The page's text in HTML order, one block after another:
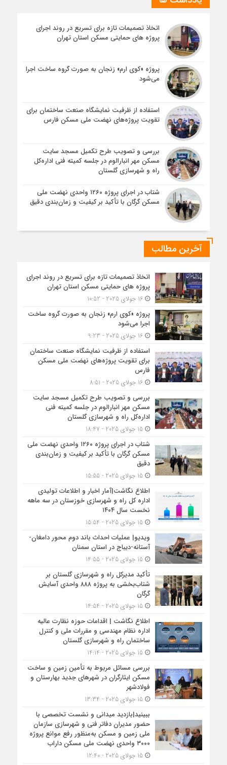
اتخاذ تصمیمات تازه برای تسریع در روند اجرای
پروژه های حمایتی مسکن استان تهران
پروژه «کوی ارم» زنجان به صورت گروه ساخت اجرا
می‌شود
استفاده از ظرفیت نمایشگاه صنعت ساختمان برای
تقویت پروژه‌های نهضت ملی مسکن فارس
بررسی و تصویب طرح تکمیل مسجد سایت
مسکن مهر انبارالوم در جلسه کمیته فنی اداره‌کل
راه و شهرسازی گلستان
شتاب در اجرای پروژه ۱۲۶۰ واحدی نهضت ملی
مسکن گرگان با تأکید بر کیفیت و زمان‌بندی دقیق
آخرین مطالب
اتخاذ تصمیمات تازه برای تسریع در روند اجرای
پروژه های حمایتی مسکن استان تهران
16 جولای 2025 - 10:52
پروژه «کوی ارم» زنجان به صورت گروه ساخت
اجرا می‌شود
16 جولای 2025 - 9:23
استفاده از ظرفیت نمایشگاه صنعت ساختمان
برای تقویت پروژه‌های نهضت ملی مسکن
فارس
16 جولای 2025 - 8:51
بررسی و تصویب طرح تکمیل مسجد سایت
مسکن مهر انبارالوم در جلسه کمیته فنی
اداره‌کل راه و شهرسازی گلستان
15 جولای 2025 - 18:47
شتاب در اجرای پروژه ۱۲۶۰ واحدی نهضت ملی
مسکن گرگان با تأکید بر کیفیت و زمان‌بندی
دقیق
15 جولای 2025 - 15:55
اطلاع نگاشت|آمار اخبار و اطلاعات تولیدی
اداره کل راه و شهرسازی خوزستان در سه ماهه
نخست سال ۱۴۰۴
15 جولای 2025 - 15:54
ویدیو| عملیات احداث باند دوم محور دامغان-
آستانه-دیباج در استان سمنان
15 جولای 2025 - 14:55
تأکید مدیرکل راه و شهرسازی گلستان بر
شتاب‌بخشی به پروژه ۸۸۸ واحدی آسایش
گرگان
15 جولای 2025 - 14:54
اطلاع نگاشت | اقدامات حوزه نظارت عالیه
اداره نظام مهندسی و مقررات ملی و کنترل
ساختمان راه و شهرسازی گلستان
15 جولای 2025 - 14:14
بررسی مسائل مربوط به تأمین زمین و ساخت
مسکن ایثارگران در شهرهای جدید بهارستان و
فولادشهر
15 جولای 2025 - 13:34
ببینید|بازدید میدانی و نشست تخصصی با
حضور مدیران دفاتر فنی و شهرسازی سازمان
ملی زمین و مسکن به‌منظور رفع موانع پروژه
۳۰۰۰ واحدی نهضت ملی مسکن داراب
15 جولای 2025 - 12:40